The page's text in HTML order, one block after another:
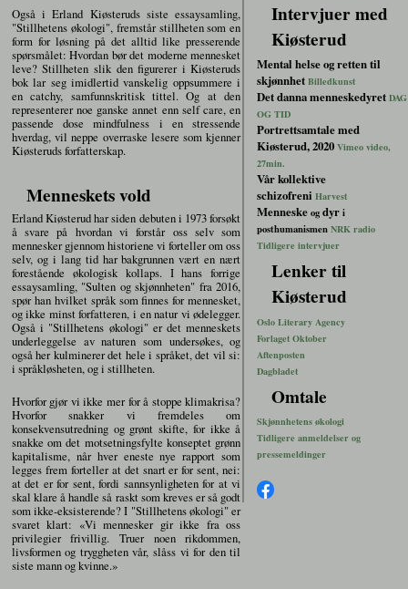
Også i Erland Kiøsteruds siste essaysamling,
"Stillhetens økologi", fremstår stillheten som en
form for løsning på det alltid like presserende
spørsmålet: Hvordan bør det moderne mennesket
leve? Stillheten slik den figurerer i Kiøsteruds
bok lar seg imidlertid vanskelig oppsummere i
en catchy, samfunnskritisk tittel. Og at den
representerer noe ganske annet enn self care, en
passende dose mindfulness i en stressende
hverdag, vil neppe overraske lesere som kjenner
Kiøsteruds forfatterskap.
Menneskets vold
Erland Kiøsterud har siden debuten i 1973 forsøkt
å svare på hvordan vi forstår oss selv som
mennesker gjennom historiene vi forteller om oss
selv, og i lang tid har bakgrunnen vært en nært
forestående økologisk kollaps. I hans forrige
essaysamling, "Sulten og skjønnheten" fra 2016,
spør han hvilket språk som finnes for mennesket,
og ikke minst forfatteren, i en natur vi ødelegger.
Også i "Stillhetens økologi" er det menneskets
underleggelse av naturen som undersøkes, og
også her kulminerer det hele i språket, det vil si:
i språkløsheten, og i stillheten.
Hvorfor gjør vi ikke mer for å stoppe klimakrisa?
Hvorfor snakker vi fremdeles om
konsekvensutredning og grønt skifte, for ikke å
snakke om det motsetningsfylte konseptet grønn
kapitalisme, når hver eneste nye rapport som
legges frem forteller at det snart er for sent, nei:
at det er for sent, fordi sannsynligheten for at vi
skal klare å handle så raskt som kreves er så godt
som ikke-eksisterende? I "Stillhetens økologi" er
svaret klart: «Vi mennesker gir ikke fra oss
privilegier frivillig. Truer noen rikdommen,
livsformen og tryggheten vår, slåss vi for den til
siste mann og kvinne.»
Intervjuer med
Kiøsterud
Mental helse og retten til
skjønnhetBilledkunst
Det danna menneskedyretDAG
OG TID
Portrettsamtale med
Kiøsterud, 2020Vimeo video,
27min.
Vår kollektive
schizofreni Harvest
Menneskeogdyri
posthumanismenNRK radio
Tidligere intervjuer
Lenker til
Kiøsterud
Oslo Literary Agency
Forlaget Oktober
Aftenposten
Dagbladet
Omtale
Skjønnhetens økologi
Tidligere anmeldelser og
pressemeldinger